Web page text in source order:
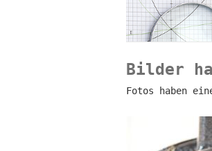
Bilder
Fotos haben